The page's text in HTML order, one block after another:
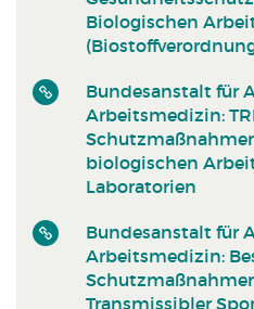
Biologischen
Bundesanstalt für
Arbeitsmedizin:
biologischen
Laboratorien
Bundesanstalt für
Arbeitsmedizin:
Transmissibler